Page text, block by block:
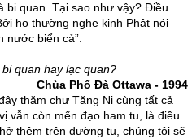
bi quan. Tại sao như vậy? Điều
họ thường nghe kinh Phật nói
nước biển cả”.
quan hay lạc quan?
Chùa Phổ Đà Ottawa - 1994
thăm chư Tăng Ni cùng tất cả
vẫn còn mến đạo ham tu, là điều
thêm trên đường tu, chúng tôi sẽ